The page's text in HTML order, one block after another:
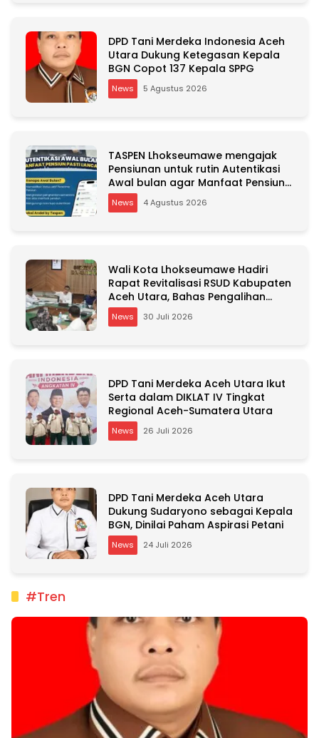
DPD Tani Merdeka Indonesia Aceh
Utara Dukung Ketegasan Kepala
BGN Copot 137 Kepala SPPG
News 5 Agustus 2026
TASPEN Lhokseumawe mengajak
Pensiunan untuk rutin Autentikasi
Awal bulan agar Manfaat Pensiun
tetap Lancar
News 4 Agustus 2026
Wali Kota Lhokseumawe Hadiri
Rapat Revitalisasi RSUD Kabupaten
Aceh Utara, Bahas Pengalihan
Kepemilikan RSU Cut Meutia
News 30 Juli 2026
DPD Tani Merdeka Aceh Utara Ikut
Serta dalam DIKLAT IV Tingkat
Regional Aceh-Sumatera Utara
News 26 Juli 2026
DPD Tani Merdeka Aceh Utara
Dukung Sudaryono sebagai Kepala
BGN, Dinilai Paham Aspirasi Petani
News 24 Juli 2026
#Tren